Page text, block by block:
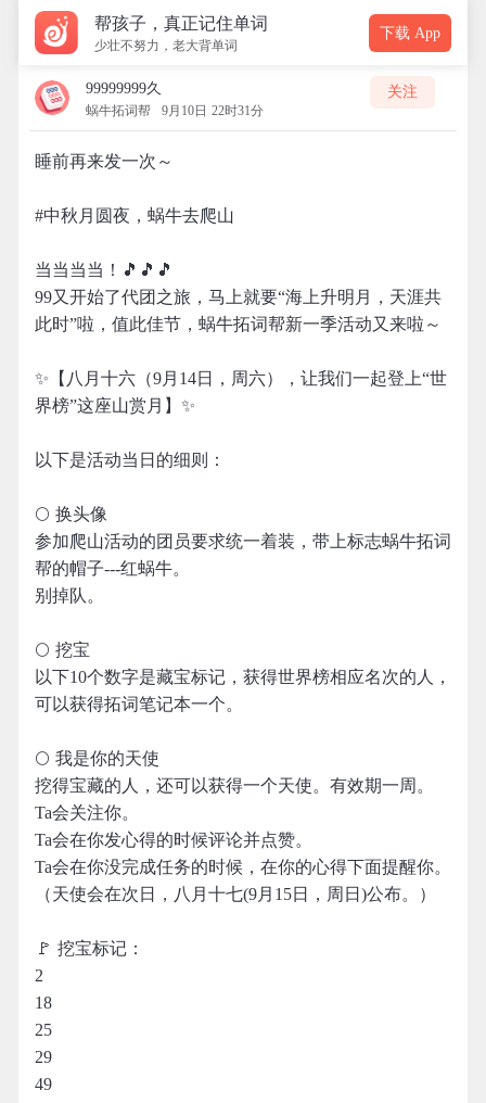
帮孩子，真正记住单词
少壮不努力，老大背单词
下载 App
99999999久
蜗牛拓词帮 9月10日 22时31分
关注
睡前再来发一次～
#中秋月圆夜，蜗牛去爬山
当当当当！🎵🎵🎵
99又开始了代团之旅，马上就要“海上升明月，天涯共
此时”啦，值此佳节，蜗牛拓词帮新一季活动又来啦～
✨【八月十六（9月14日，周六），让我们一起登上“世
界榜”这座山赏月】✨
以下是活动当日的细则：
🌕 换头像
参加爬山活动的团员要求统一着装，带上标志蜗牛拓词
帮的帽子---红蜗牛。
别掉队。
🌕 挖宝
以下10个数字是藏宝标记，获得世界榜相应名次的人，
可以获得拓词笔记本一个。
🌕 我是你的天使
挖得宝藏的人，还可以获得一个天使。有效期一周。
Ta会关注你。
Ta会在你发心得的时候评论并点赞。
Ta会在你没完成任务的时候，在你的心得下面提醒你。
（天使会在次日，八月十七(9月15日，周日)公布。）
🚩 挖宝标记：
2
18
25
29
49